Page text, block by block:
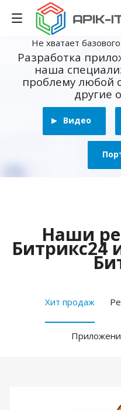
Не хватает
Разработка
наша
проблему любой
другие
Видео
Наши
Битрикс24
Хит продаж